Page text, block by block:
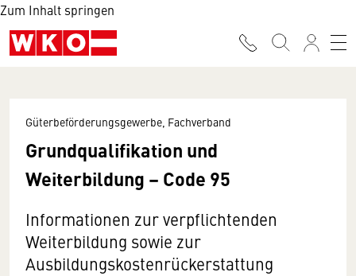
Zum Inhalt springen
Güterbeförderungsgewerbe, Fachverband
Grundqualifikation und
Weiterbildung – Code 95
Informationen zur verpflichtenden
Weiterbildung sowie zur
Ausbildungskostenrückerstattung